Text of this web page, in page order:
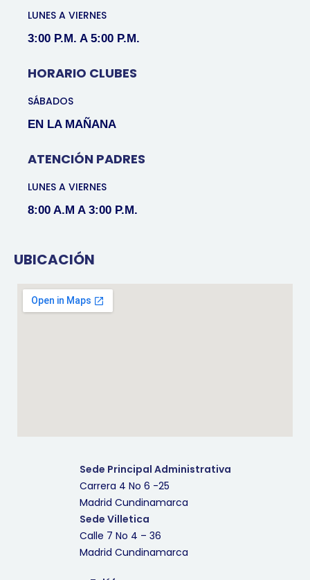
LUNES A VIERNES
3:00 P.M. A 5:00 P.M.
HORARIO CLUBES
SÁBADOS
EN LA MAÑANA
ATENCIÓN PADRES
LUNES A VIERNES
8:00 A.M A 3:00 P.M.
UBICACIÓN
Sede Principal Administrativa
Carrera 4 No 6 -25
Madrid Cundinamarca
Sede Villetica
Calle 7 No 4 – 36
Madrid Cundinamarca